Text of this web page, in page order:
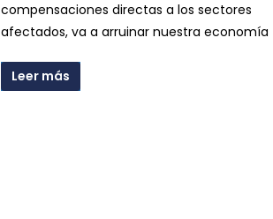
compensaciones directas a los sectores
afectados, va a arruinar nuestra economía
Leer más